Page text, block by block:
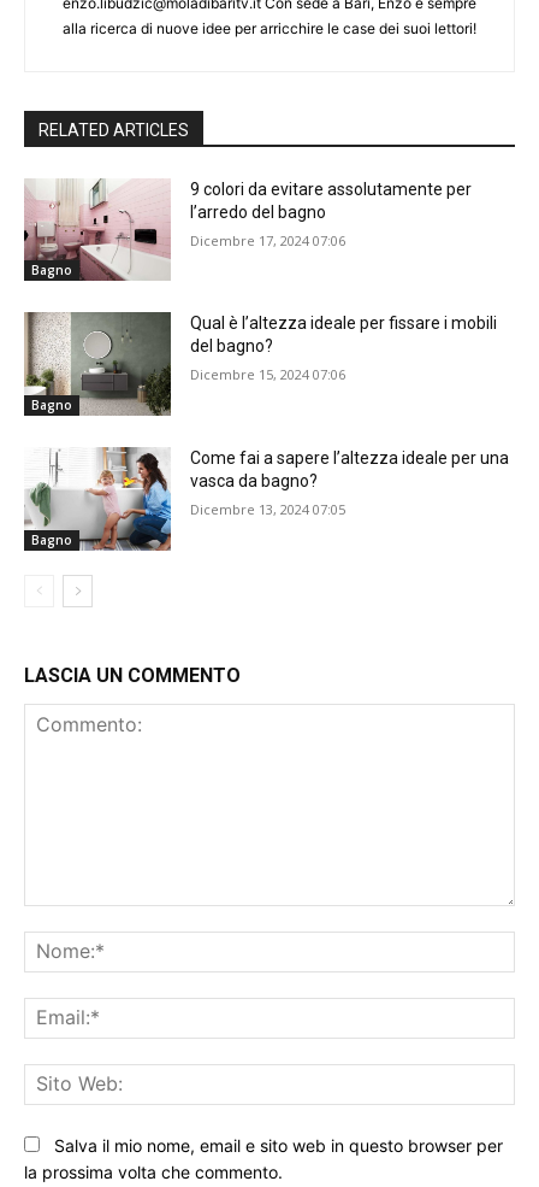
alla ricerca di nuove idee per arricchire le case dei suoi lettori!
RELATED ARTICLES
Bagno
9 colori da evitare assolutamente per
l’arredo del bagno
Dicembre 17, 2024 07:06
Bagno
Qual è l’altezza ideale per fissare i mobili
del bagno?
Dicembre 15, 2024 07:06
Bagno
Come fai a sapere l’altezza ideale per una
vasca da bagno?
Dicembre 13, 2024 07:05
LASCIA UN COMMENTO
Salva il mio nome, email e sito web in questo browser per
la prossima volta che commento.